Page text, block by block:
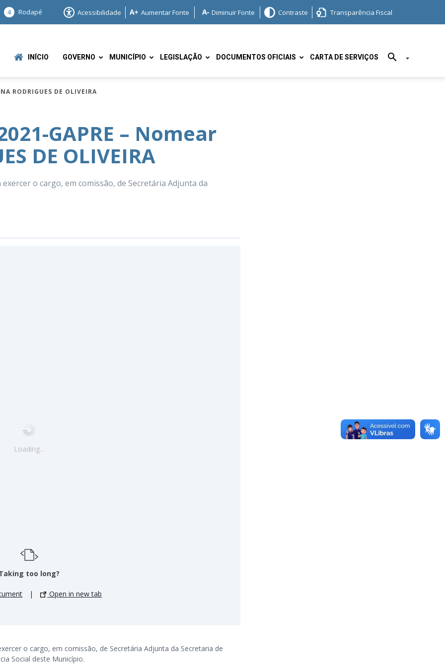
4 Rodapé Acessibilidade Aumentar Fonte Diminuir Fonte Contraste Transparência Fiscal
INÍCIO GOVERNO MUNICÍPIO LEGISLAÇÃO DOCUMENTOS OFICIAIS CARTA DE SERVIÇOS
RODRIGUES DE OLIVEIRA
GAPRE – Nomear
DE OLIVEIRA
exercer o cargo, em comissão, de Secretária Adjunta da
Loading...
too long?
| Open in new tab
o cargo, em comissão, de Secretária Adjunta da Secretaria de
Social deste Município.